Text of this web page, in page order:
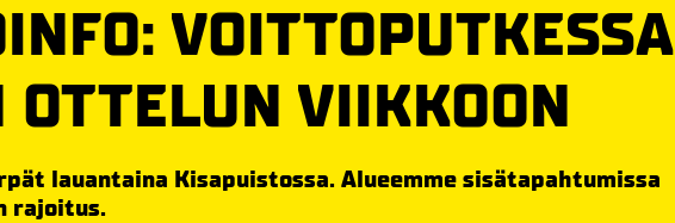
VOITTOPUTKESSA
OTTELUN VIIKKOON
lauantaina Kisapuistossa. Alueemme sisätapahtumissa
rajoitus.